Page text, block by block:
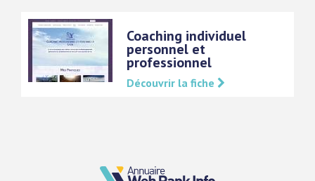
Coaching individuel
personnel et
professionnel
Découvrir la fiche